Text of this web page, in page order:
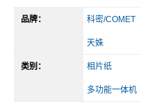
品牌： 科密/COMET
天姝
斑马
爱立熊
类别： 相片纸
多功能一体机